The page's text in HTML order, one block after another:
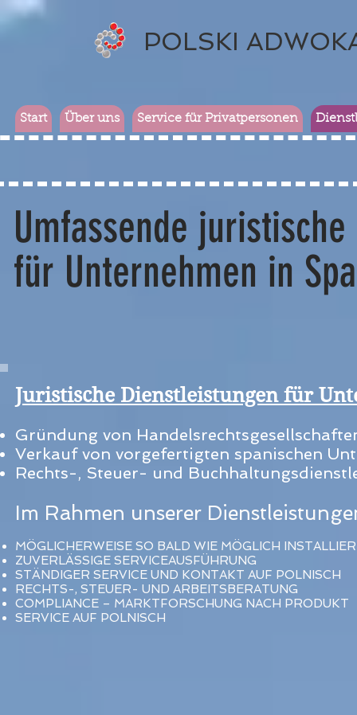
POLSKI
Start Über uns Service für Privatpersonen
Umfassende
für Unternehmen in
Juristische Dienstleistungen für
Gründung von
Verkauf von vorgefertigten spanischen
Rechts-, Steuer- und
Im Rahmen unserer
MÖGLICHERWEISE SO BALD WIE MÖGLICH
ZUVERLÄSSIGE SERVICEAUSFÜHRUNG
STÄNDIGER SERVICE UND KONTAKT AUF POLNISCH
RECHTS-, STEUER- UND ARBEITSBERATUNG
COMPLIANCE – MARKTFORSCHUNG NACH PRODUKT
SERVICE AUF POLNISCH